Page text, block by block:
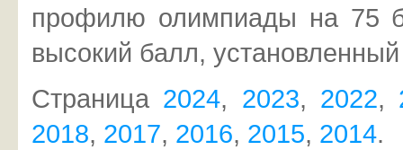
профилю олимпиады на 75
высокий балл,
Страница 2024, 2023, 2022,
2018, 2017, 2016, 2015, 2014.